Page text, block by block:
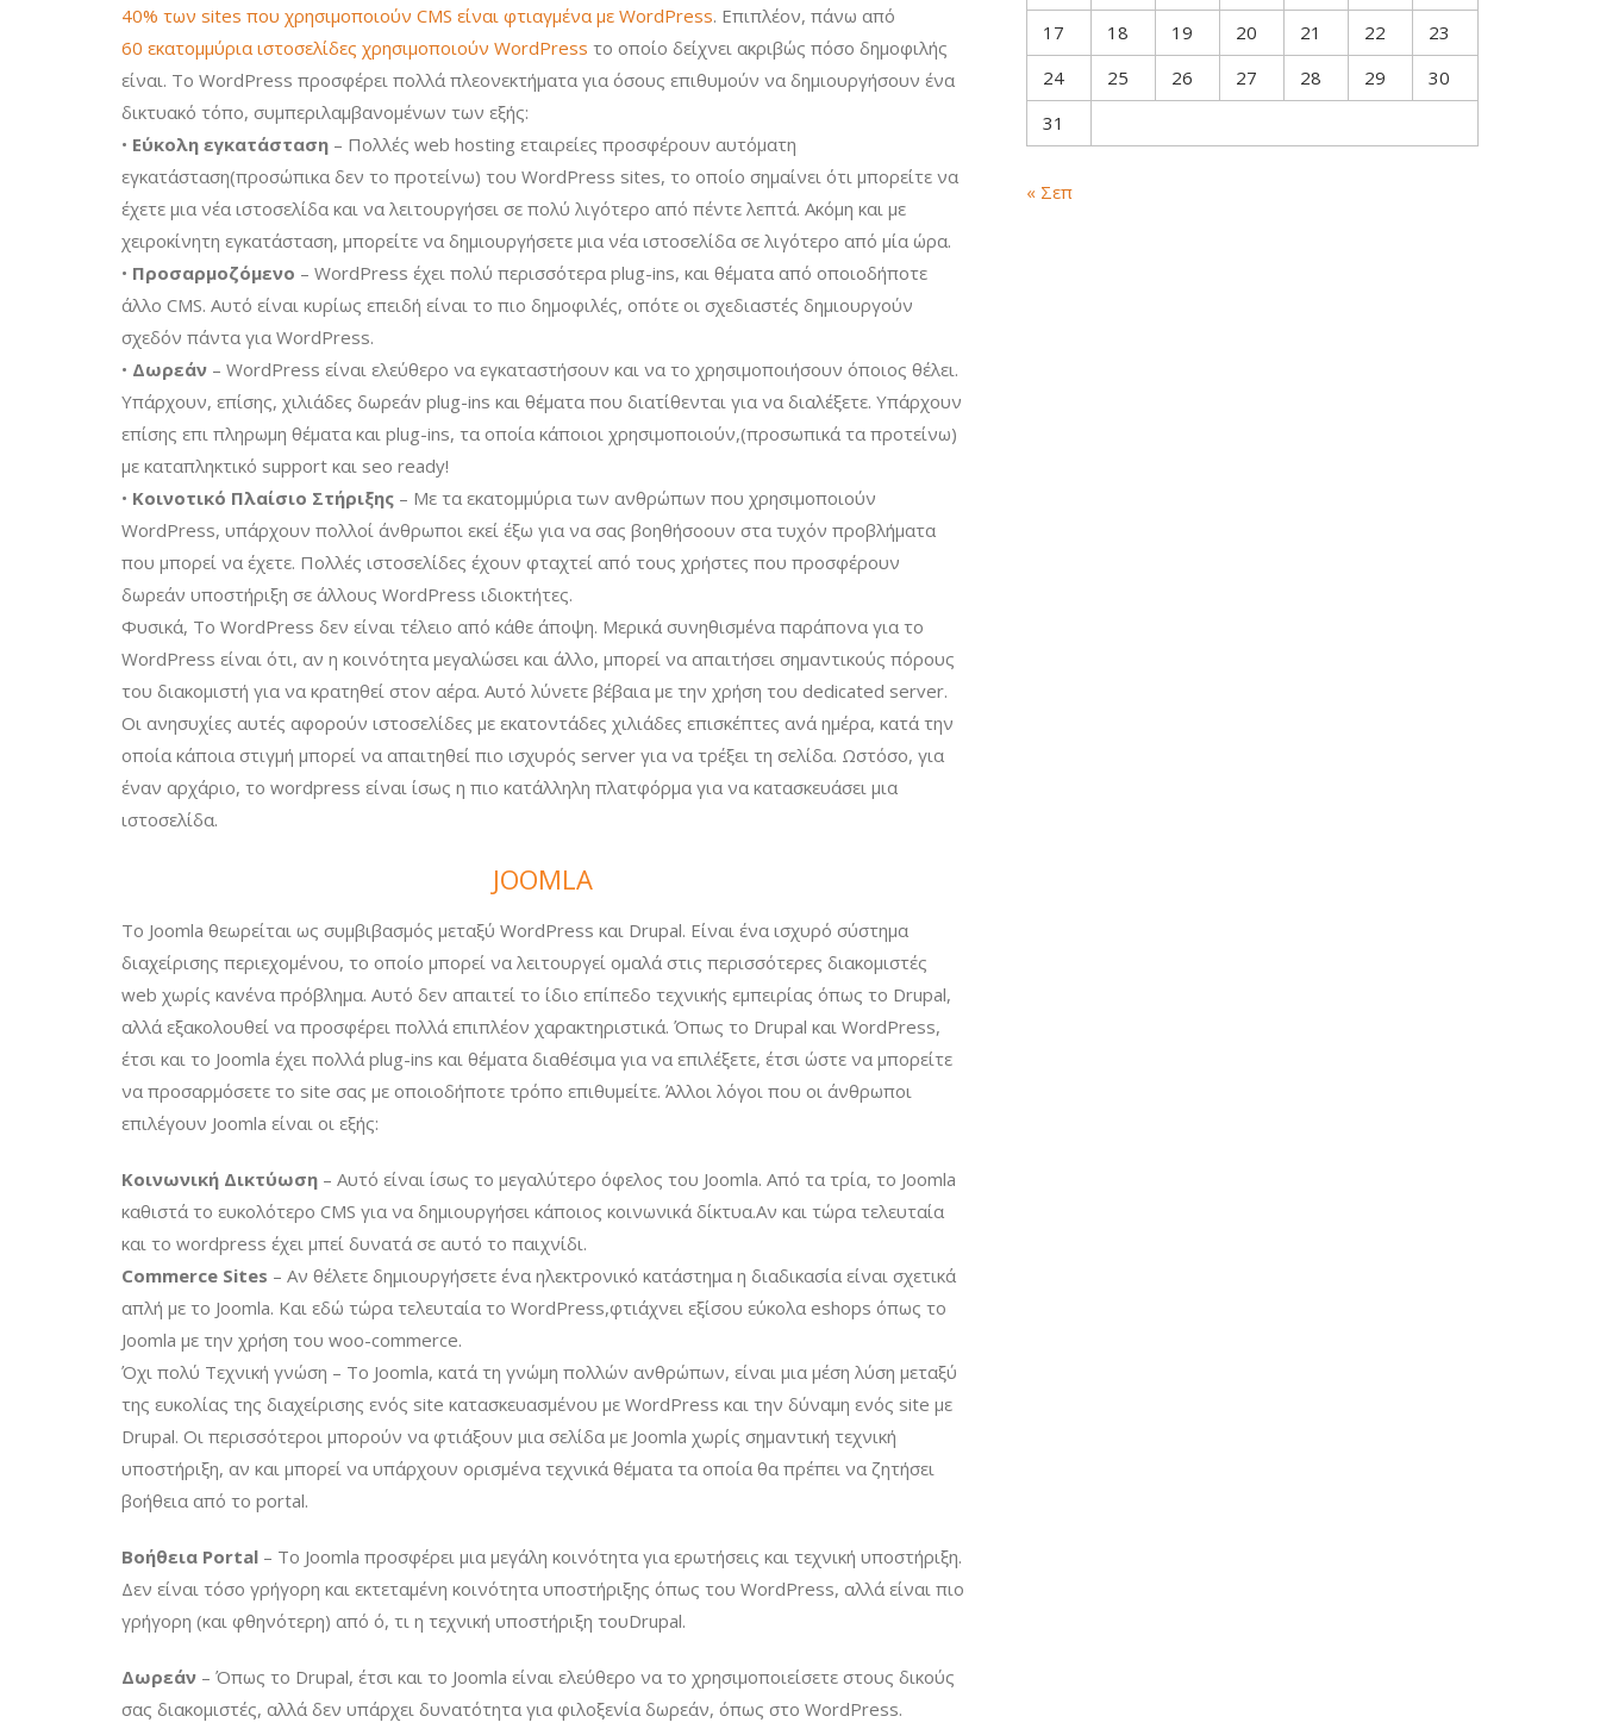
40% των sites που χρησιμοποιούν CMS είναι φτιαγμένα με WordPress. Επιπλέον, πάνω από
60 εκατομμύρια ιστοσελίδες χρησιμοποιούν WordPress το οποίο δείχνει ακριβώς πόσο δημοφιλής
είναι. Το WordPress προσφέρει πολλά πλεονεκτήματα για όσους επιθυμούν να δημιουργήσουν ένα
δικτυακό τόπο, συμπεριλαμβανομένων των εξής:
• Εύκολη εγκατάσταση – Πολλές web hosting εταιρείες προσφέρουν αυτόματη
εγκατάσταση(προσώπικα δεν το προτείνω) του WordPress sites, το οποίο σημαίνει ότι μπορείτε να
έχετε μια νέα ιστοσελίδα και να λειτουργήσει σε πολύ λιγότερο από πέντε λεπτά. Ακόμη και με
χειροκίνητη εγκατάσταση, μπορείτε να δημιουργήσετε μια νέα ιστοσελίδα σε λιγότερο από μία ώρα.
• Προσαρμοζόμενο – WordPress έχει πολύ περισσότερα plug-ins, και θέματα από οποιοδήποτε
άλλο CMS. Αυτό είναι κυρίως επειδή είναι το πιο δημοφιλές, οπότε οι σχεδιαστές δημιουργούν
σχεδόν πάντα για WordPress.
• Δωρεάν – WordPress είναι ελεύθερο να εγκαταστήσουν και να το χρησιμοποιήσουν όποιος θέλει.
Υπάρχουν, επίσης, χιλιάδες δωρεάν plug-ins και θέματα που διατίθενται για να διαλέξετε. Υπάρχουν
επίσης επι πληρωμη θέματα και plug-ins, τα οποία κάποιοι χρησιμοποιούν,(προσωπικά τα προτείνω)
με καταπληκτικό support και seo ready!
• Κοινοτικό Πλαίσιο Στήριξης – Με τα εκατομμύρια των ανθρώπων που χρησιμοποιούν
WordPress, υπάρχουν πολλοί άνθρωποι εκεί έξω για να σας βοηθήσoουν στα τυχόν προβλήματα
που μπορεί να έχετε. Πολλές ιστοσελίδες έχουν φταχτεί από τους χρήστες που προσφέρουν
δωρεάν υποστήριξη σε άλλους WordPress ιδιοκτήτες.
Φυσικά, Το WordPress δεν είναι τέλειο από κάθε άποψη. Μερικά συνηθισμένα παράπονα για το
WordPress είναι ότι, αν η κοινότητα μεγαλώσει και άλλο, μπορεί να απαιτήσει σημαντικούς πόρους
του διακομιστή για να κρατηθεί στον αέρα. Αυτό λύνετε βέβαια με την χρήση του dedicated server.
Οι ανησυχίες αυτές αφορούν ιστοσελίδες με εκατοντάδες χιλιάδες επισκέπτες ανά ημέρα, κατά την
οποία κάποια στιγμή μπορεί να απαιτηθεί πιο ισχυρός server για να τρέξει τη σελίδα. Ωστόσο, για
έναν αρχάριο, το wordpress είναι ίσως η πιο κατάλληλη πλατφόρμα για να κατασκευάσει μια
ιστοσελίδα.
JOOMLA
Το Joomla θεωρείται ως συμβιβασμός μεταξύ WordPress και Drupal. Είναι ένα ισχυρό σύστημα
διαχείρισης περιεχομένου, το οποίο μπορεί να λειτουργεί ομαλά στις περισσότερες διακομιστές
web χωρίς κανένα πρόβλημα. Αυτό δεν απαιτεί το ίδιο επίπεδο τεχνικής εμπειρίας όπως το Drupal,
αλλά εξακολουθεί να προσφέρει πολλά επιπλέον χαρακτηριστικά. Όπως το Drupal και WordPress,
έτσι και το Joomla έχει πολλά plug-ins και θέματα διαθέσιμα για να επιλέξετε, έτσι ώστε να μπορείτε
να προσαρμόσετε το site σας με οποιοδήποτε τρόπο επιθυμείτε. Άλλοι λόγοι που οι άνθρωποι
επιλέγουν Joomla είναι οι εξής:
Κοινωνική Δικτύωση – Αυτό είναι ίσως το μεγαλύτερο όφελος του Joomla. Από τα τρία, το Joomla
καθιστά το ευκολότερο CMS για να δημιουργήσει κάποιος κοινωνικά δίκτυα.Αν και τώρα τελευταία
και το wordpress έχει μπεί δυνατά σε αυτό το παιχνίδι.
Commerce Sites – Αν θέλετε δημιουργήσετε ένα ηλεκτρονικό κατάστημα η διαδικασία είναι σχετικά
απλή με το Joomla. Και εδώ τώρα τελευταία το WordPress,φτιάχνει εξίσου εύκολα eshops όπως το
Joomla με την χρήση του woo-commerce.
Όχι πολύ Τεχνική γνώση – Το Joomla, κατά τη γνώμη πολλών ανθρώπων, είναι μια μέση λύση μεταξύ
της ευκολίας της διαχείρισης ενός site κατασκευασμένου με WordPress και την δύναμη ενός site με
Drupal. Οι περισσότεροι μπορούν να φτιάξουν μια σελίδα με Joomla χωρίς σημαντική τεχνική
υποστήριξη, αν και μπορεί να υπάρχουν ορισμένα τεχνικά θέματα τα οποία θα πρέπει να ζητήσει
βοήθεια από το portal.
Βοήθεια Portal – Το Joomla προσφέρει μια μεγάλη κοινότητα για ερωτήσεις και τεχνική υποστήριξη.
Δεν είναι τόσο γρήγορη και εκτεταμένη κοινότητα υποστήριξης όπως του WordPress, αλλά είναι πιο
γρήγορη (και φθηνότερη) από ό, τι η τεχνική υποστήριξη τουDrupal.
Δωρεάν – Όπως το Drupal, έτσι και το Joomla είναι ελεύθερο να το χρησιμοποιείσετε στους δικούς
σας διακομιστές, αλλά δεν υπάρχει δυνατότητα για φιλοξενία δωρεάν, όπως στο WordPress.
17
18 19 20 21 22
23
24
25 26 27 28 29
30
31
« Σεπ